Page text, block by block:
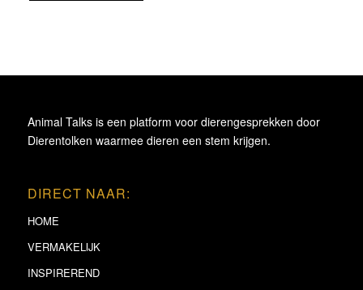
Animal Talks is een platform voor dierengesprekken door
Dierentolken waarmee dieren een stem krijgen.
DIRECT NAAR:
HOME
VERMAKELIJK
INSPIREREND